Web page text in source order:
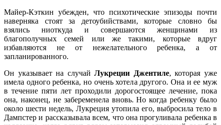
Майер-Кэткин убежден, что психотические эпизоды почти
наверняка стоят за детоубийствами, которые словно бы
взялись ниоткуда и совершаются женщинами из
благополучных семей или же такими, которые вдруг
избавляются не от нежелательного ребенка, а от
запланированного.
Он указывает на случайЛукреции Джентиле, которая уже
имела одного ребенка, но очень хотела другого. Она и ее муж
в течение пяти лет проходили дорогостоящее лечение, пока
она, наконец, не забеременела вновь. Но когда ребенку было
около шести недель, Лукреция утопила его, выбросила тело в
Дампстер и рассказывала всем, что она прогуливала ребенка в